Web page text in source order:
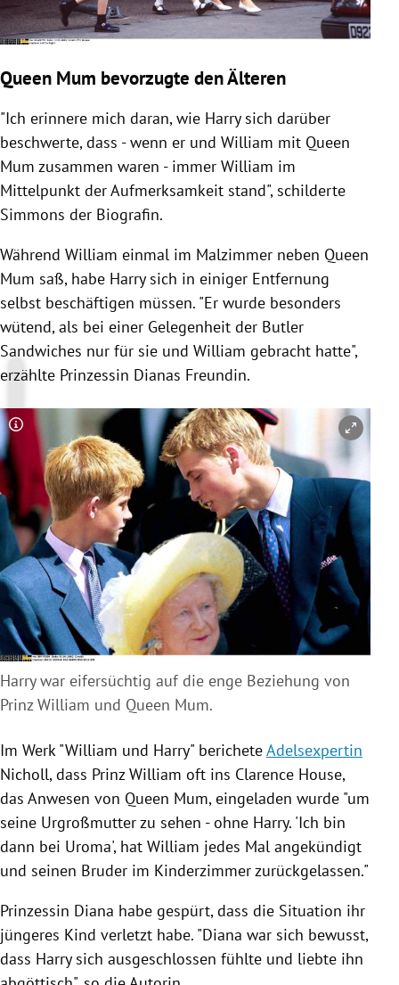
Queen Mum bevorzugte den Älteren
"Ich erinnere mich daran, wie Harrysich darüber
beschwerte, dass - wenn er und William mit Queen
Mum zusammen waren - immer William im
Mittelpunkt der Aufmerksamkeit stand", schilderte
Simmons der Biografin.
Während William einmal im Malzimmer neben Queen
Mum saß, habe Harrysich in einiger Entfernung
selbst beschäftigen müssen. "Er wurde besonders
wütend, als bei einer Gelegenheit der Butler
Sandwiches nur für sie und William gebracht hatte",
erzählte Prinzessin Dianas Freundin.
Copyright-Hinweis öffnen/schließen
Harry war eifersüchtig auf die enge Beziehung von
Prinz William und Queen Mum.
Im Werk "William und Harry" bericheteAdelsexpertin
Nicholl, dass Prinz William oft ins Clarence House,
das Anwesen von Queen Mum, eingeladen wurde "um
seine Urgroßmutter zu sehen - ohne Harry. 'Ich bin
dann bei Uroma', hat William jedes Mal angekündigt
und seinen Bruder im Kinderzimmer zurückgelassen."
Prinzessin Diana habe gespürt, dass die Situation ihr
jüngeres Kind verletzt habe. "Diana war sich bewusst,
dass Harrysich ausgeschlossen fühlte und liebte ihn